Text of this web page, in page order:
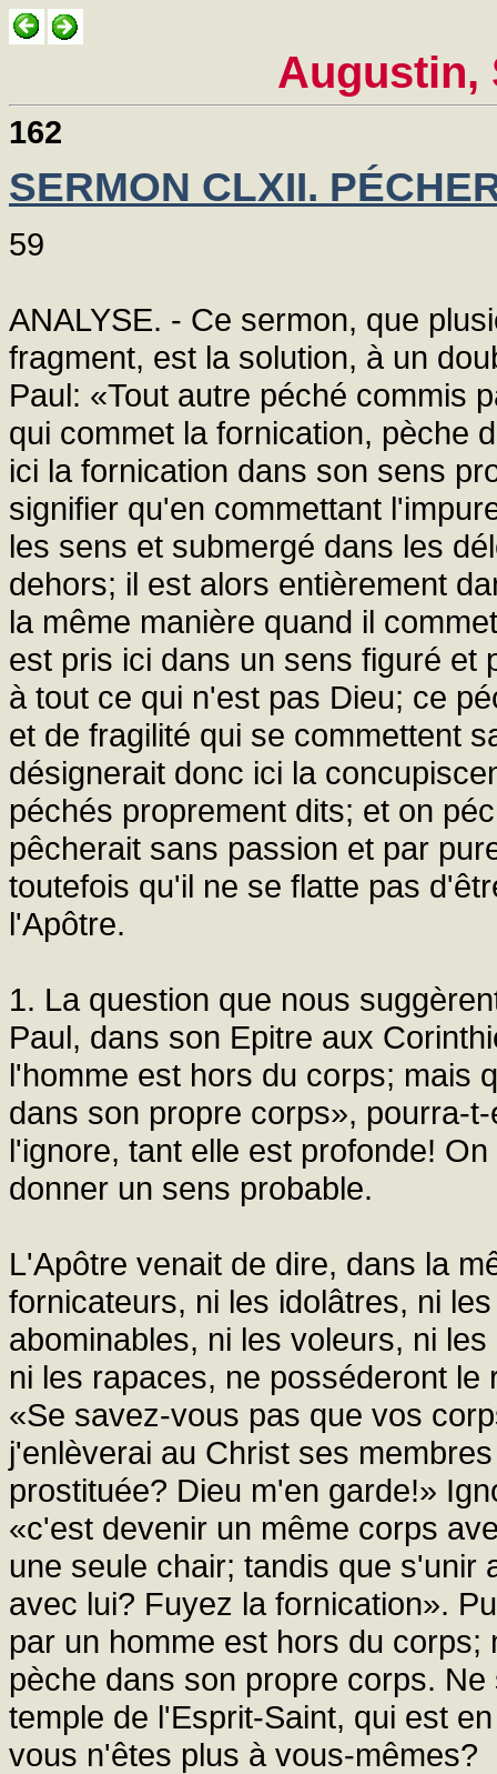
Augustin,
162
SERMON CLXII.
59
ANALYSE. - Ce sermon, que
fragment, est la solution, à un
Paul: «Tout autre péché commis
qui commet la fornication, pèche
ici la fornication dans son sens
signifier qu'en commettant
les sens et submergé dans les
dehors; il est alors entièrement
la même manière quand il
est pris ici dans un sens figuré et
à tout ce qui n'est pas Dieu; ce
et de fragilité qui se commettent
désignerait donc ici la
péchés proprement dits; et on
pêcherait sans passion et par
toutefois qu'il ne se flatte pas
l'Apôtre.
1. La question que nous
Paul, dans son Epitre aux
l'homme est hors du corps; mais
dans son propre corps», pourra-
l'ignore, tant elle est profonde!
donner un sens probable.
L'Apôtre venait de dire, dans la
fornicateurs, ni les idolâtres, ni
abominables, ni les voleurs, ni
ni les rapaces, ne posséderont
«Se savez-vous pas que vos
j'enlèverai au Christ ses
prostituée? Dieu m'en garde!»
«c'est devenir un même corps
une seule chair; tandis que s'unir
avec lui? Fuyez la fornication».
par un homme est hors du
pèche dans son propre corps.
temple de l'Esprit-Saint, qui est
vous n'êtes plus à vous-mêmes?